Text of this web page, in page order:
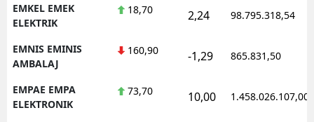
EMKEL EMEK
ELEKTRIK
18,70 2,24 98.795.318,54
EMNIS EMINIS
AMBALAJ
160,90 -1,29 865.831,50
EMPAE EMPA
ELEKTRONIK
73,70 10,00 1.458.026.107,00